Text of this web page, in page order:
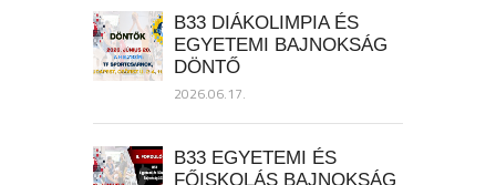
B33 DIÁKOLIMPIA ÉS
EGYETEMI BAJNOKSÁG
DÖNTŐ
2026.06.17.
B33 EGYETEMI ÉS
FŐISKOLÁS BAJNOKSÁG